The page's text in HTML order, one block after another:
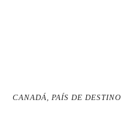
CANADÁ, PAÍS DE DESTINO